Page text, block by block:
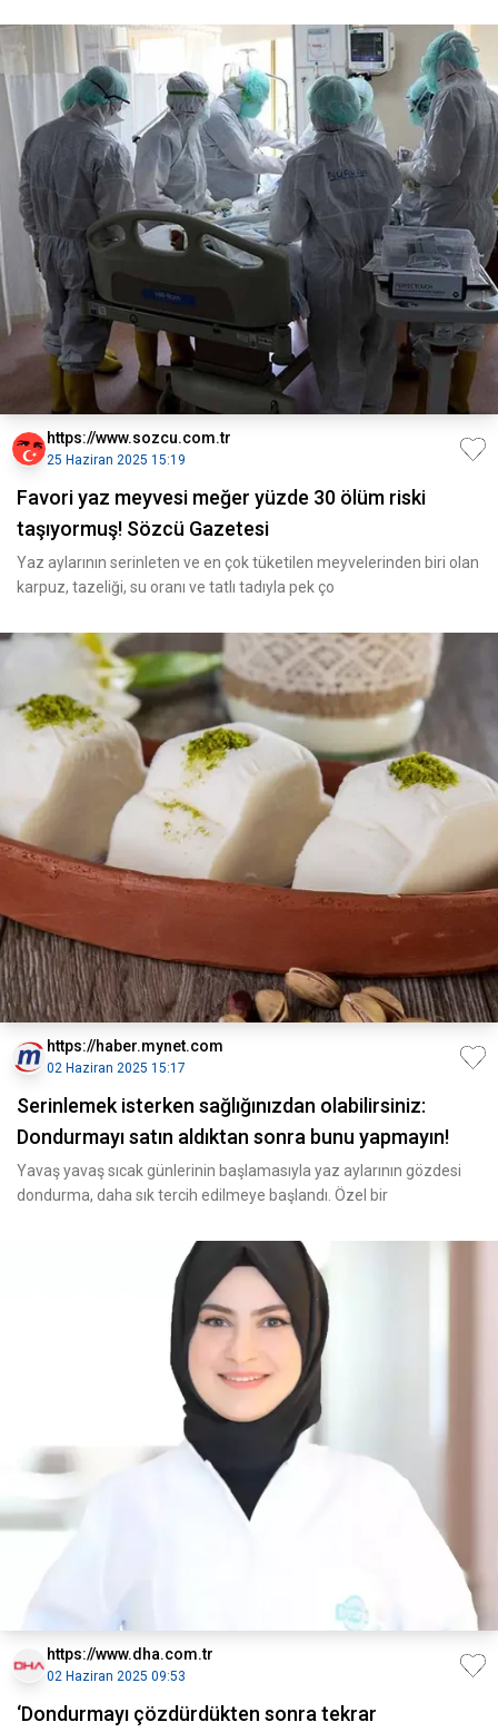
https://www.sozcu.com.tr
25 Haziran 2025 15:19
Favori yaz meyvesi meğer yüzde 30 ölüm riski
taşıyormuş! Sözcü Gazetesi
Yaz aylarının serinleten ve en çok tüketilen meyvelerinden biri olan
karpuz, tazeliği, su oranı ve tatlı tadıyla pek ço
https://haber.mynet.com
02 Haziran 2025 15:17
Serinlemek isterken sağlığınızdan olabilirsiniz:
Dondurmayı satın aldıktan sonra bunu yapmayın!
Yavaş yavaş sıcak günlerinin başlamasıyla yaz aylarının gözdesi
dondurma, daha sık tercih edilmeye başlandı. Özel bir
https://www.dha.com.tr
02 Haziran 2025 09:53
‘Dondurmayı çözdürdükten sonra tekrar